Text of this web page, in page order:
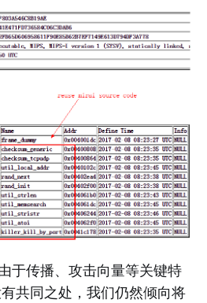
于传播、攻击向量等关键特
共同之处，我们仍然倾向将